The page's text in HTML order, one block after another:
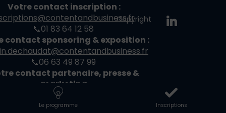
Votre contact inscription :
📞01 83 64 12 58
contact sponsoring & exposition :
📞06 63 49 87 99
contact partenaire, presse &
marketing
Copyright
Le programme Inscriptions